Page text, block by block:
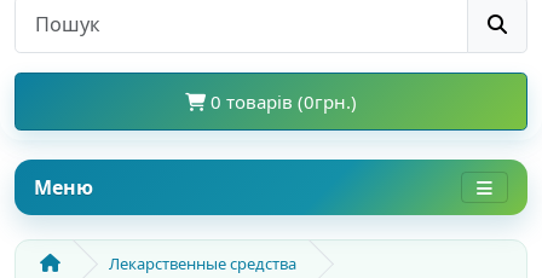
0 товарів (0грн.)
Меню
Лекарственные средства